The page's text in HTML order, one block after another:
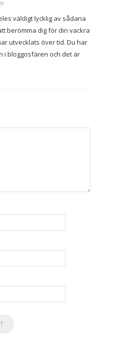
väldigt lycklig av sådana
berömma dig för din vackra
utvecklats över tid. Du har
i bloggosfären och det är